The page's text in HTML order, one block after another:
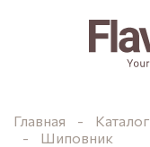
Главная Каталог
Шиповник